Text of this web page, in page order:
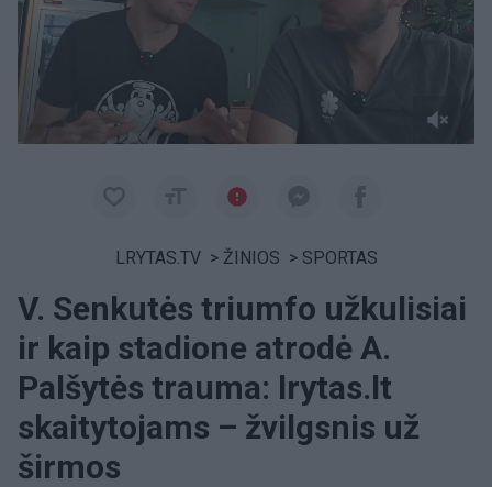
LRYTAS.TV > ŽINIOS > SPORTAS
V. Senkutės triumfo užkulisiai
ir kaip stadione atrodė A.
Palšytės trauma: lrytas.lt
skaitytojams – žvilgsnis už
širmos